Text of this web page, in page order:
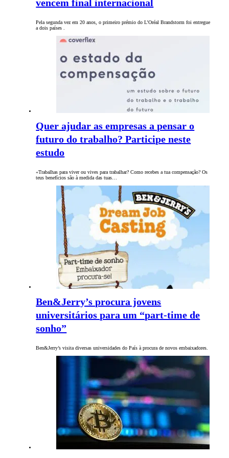
vencem final internacional
Pela segunda vez em 20 anos, o primeiro prémio do L’Oréal Brandstorm foi entregue
a dois países .
Quer ajudar as empresas a pensar o
futuro do trabalho? Participe neste
estudo
«Trabalhas para viver ou vives para trabalhar? Como recebes a tua compensação? Os
teus benefícios são à medida das tuas…
Ben&Jerry’s procura jovens
universitários para um “part-time de
sonho”
Ben&Jerry’s visita diversas universidades do País à procura de novos embaixadores.